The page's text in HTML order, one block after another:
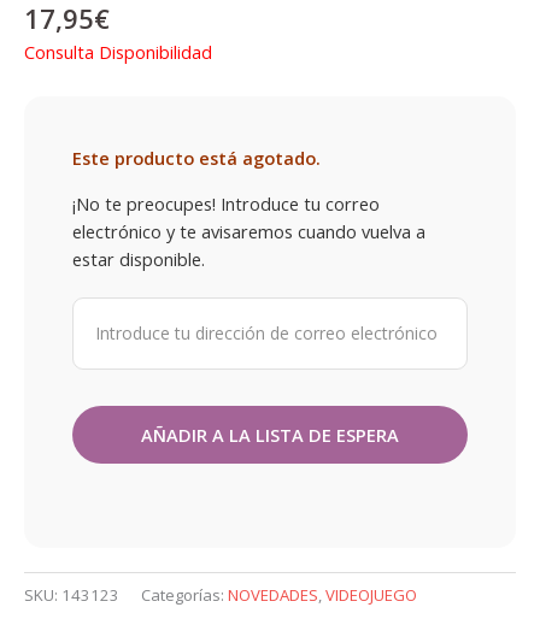
17,95€
Consulta Disponibilidad
Este producto está agotado.
¡No te preocupes! Introduce tu correo
electrónico y te avisaremos cuando vuelva a
estar disponible.
SKU: 143123 Categorías: NOVEDADES,VIDEOJUEGO